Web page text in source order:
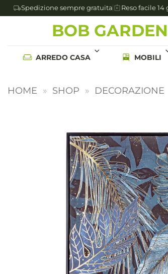
Spedizione sempre gratuita Reso facile 14
BOB
ARREDO CASA MOBILI
HOME » SHOP » DECORAZIONE